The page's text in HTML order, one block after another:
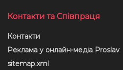
Контакти та Співпраця
Контакти
Реклама у онлайн-медіа Proslav
sitemap.xml